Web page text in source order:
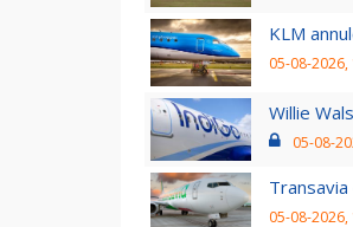
KLM
05-08-2026,
Willie
05-08-
05-08-2026,